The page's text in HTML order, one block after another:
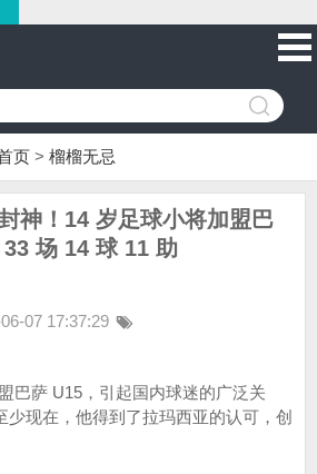
页 > 榴榴无忌
神！14 岁足球小将加盟巴
场 14 球 11 助
07 17:37:29
巴萨 U15，引起国内球迷的广泛关
少现在，他得到了拉玛西亚的认可，创